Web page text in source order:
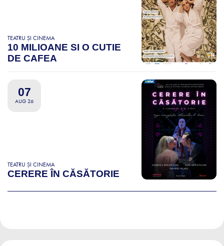
TEATRU ȘI CINEMA
10 MILIOANE SI O CUTIE
DE CAFEA
07
AUG 26
TEATRU ȘI CINEMA
CERERE ÎN CĂSĂTORIE